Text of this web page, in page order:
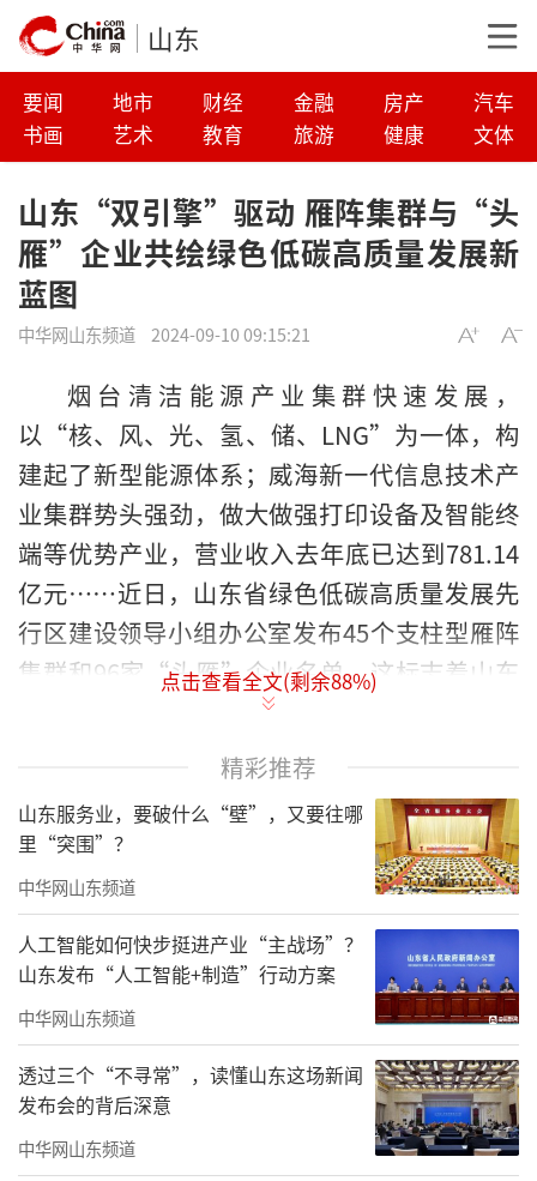
山东
要闻 地市 财经 金融 房产
汽车
书画
艺术 教育 旅游 健康 文体
山东“双引擎”驱动 雁阵集群与“头
雁”企业共绘绿色低碳高质量发展新
蓝图
中华网山东频道 2024-09-10 09:15:21
烟台清洁能源产业集群快速发展，
以“核、风、光、氢、储、LNG”为一体，构
建起了新型能源体系；威海新一代信息技术产
业集群势头强劲，做大做强打印设备及智能终
端等优势产业，营业收入去年底已达到781.14
亿元……近日，山东省绿色低碳高质量发展先
行区建设领导小组办公室发布45个支柱型雁阵
集群和96家“头雁”企业名单，这标志着山东
在绿色低碳高质量发展道路上迈出了坚实的一
步，也意味着山东将借助这些集群和企业的力
量，打造具有山东特色、国际影响力的新质生
产力产业载体。
绿色低碳高质量发展是新时代中国经济转
型升级的必由之路，也是实现高质量发展的内
在要求。作为经济大省和能源消费大省，山东
在推动绿色低碳转型中承担着重要使命。此次
公布的支柱型雁阵集群和“头雁”企业名单，
正是山东积极响应国家“双碳”战略，推动经
济社会全面绿色低碳转型的具体体现。这些集
群和企业涵盖了新一代信息技术、高端装备、
点击查看全文(剩余88%)
精彩推荐
山东服务业，要破什么“壁”，又要往哪
里“突围”？
中华网山东频道
人工智能如何快步挺进产业“主战场”？
山东发布“人工智能+制造”行动方案
中华网山东频道
透过三个“不寻常”，读懂山东这场新闻
发布会的背后深意
中华网山东频道